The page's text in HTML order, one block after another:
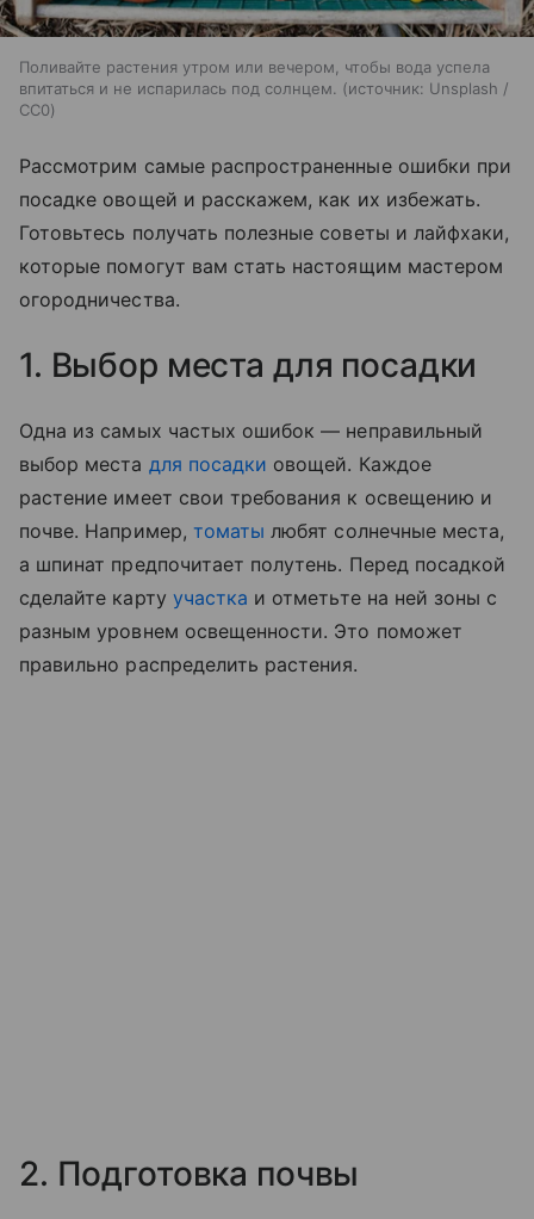
Поливайте растения утром или вечером, чтобы вода успела
впитаться и не испарилась под солнцем.
источник: Unsplash /
CC0
Рассмотрим самые распространенные ошибки при
посадке овощей и расскажем, как их избежать.
Готовьтесь получать полезные советы и лайфхаки,
которые помогут вам стать настоящим мастером
огородничества.
1. Выбор места для посадки
Одна из самых частых ошибок — неправильный
выбор места для посадки овощей. Каждое
растение имеет свои требования к освещению и
почве. Например, томаты любят солнечные места,
а шпинат предпочитает полутень. Перед посадкой
сделайте карту участка и отметьте на ней зоны с
разным уровнем освещенности. Это поможет
правильно распределить растения.
2. Подготовка почвы